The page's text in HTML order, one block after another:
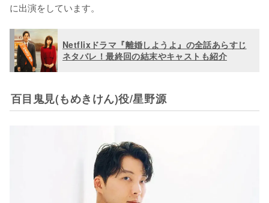
に出演をしています。
Netflixドラマ『離婚しようよ』の全話あらすじ
ネタバレ！最終回の結末やキャストも紹介
百目鬼見(もめきけん)役/星野源